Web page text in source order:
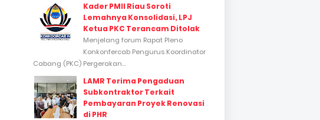
Kader PMII Riau Soroti
Lemahnya Konsolidasi, LPJ
Ketua PKC Terancam Ditolak
Menjelang forum Rapat Pleno
Konkonfercab Pengurus Koordinator
Cabang (PKC) Pergerakan...
LAMR Terima Pengaduan
Subkontraktor Terkait
Pembayaran Proyek Renovasi
di PHR